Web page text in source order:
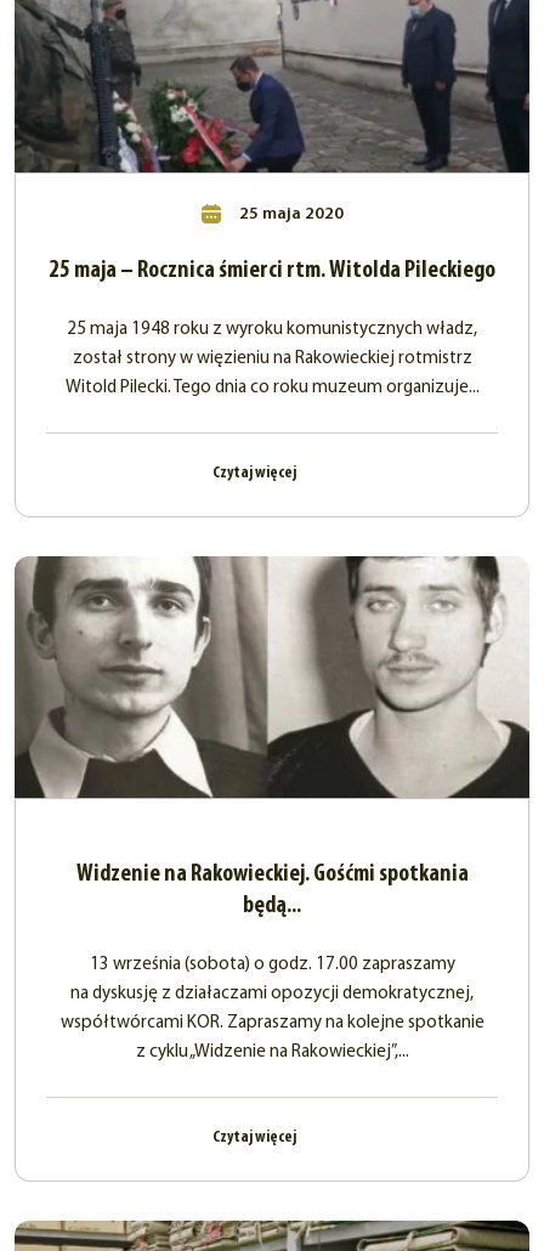
25 maja 2020
25 maja – Rocznica śmierci rtm. Witolda Pileckiego
25 maja 1948 roku z wyroku komunistycznych władz,
został strony w więzieniu na Rakowieckiej rotmistrz
Witold Pilecki. Tego dnia co roku muzeum organizuje...
Czytaj więcej
Widzenie na Rakowieckiej. Gośćmi spotkania
będą...
13 września (sobota) o godz. 17.00 zapraszamy
na dyskusję z działaczami opozycji demokratycznej,
współtwórcami KOR. Zapraszamy na kolejne spotkanie
z cyklu „Widzenie na Rakowieckiej”,...
Czytaj więcej